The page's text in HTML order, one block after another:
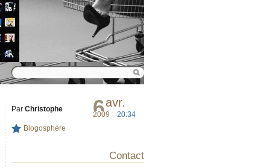
6avr.
2009 20:34
Par Christophe
Blogosphère
Contact